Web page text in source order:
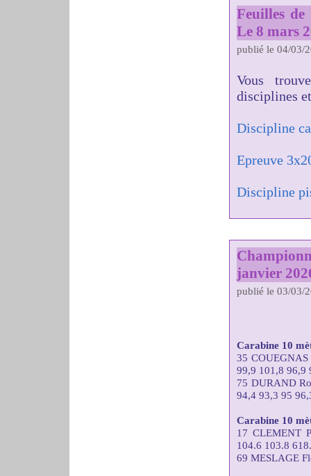
Feuilles
Le 8 mars
publié le 04/03/
Vous
disciplines
Discipline
Epreuve
Discipline
janvier
publié le 03/03/
Carabine 10
35
99,9 101,8 96,9
75 DURAND
94,4 93,3 95
Carabine 10
17 CLEMENT
104.6 103.8
69 MESLAGE